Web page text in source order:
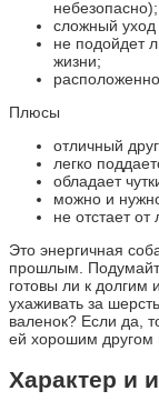
небезопасно);
сложный
не подойдет
жизни;
Плюсы
отличный
легко
обладает
можно и
не отстает
Это энергичная
прошлым.
готовы ли к долгим
ухаживать за
валенок? Если да,
ей хорошим другом
Характер и